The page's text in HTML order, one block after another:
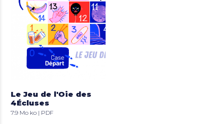
Le Jeu de l'Oie des
4Écluses
7.9 Mo ko | PDF